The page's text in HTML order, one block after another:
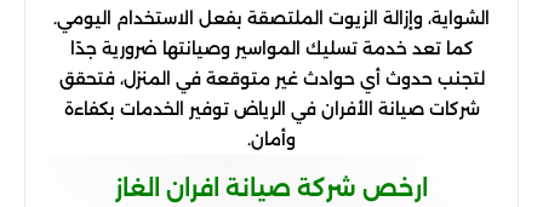
الشواية، وإزالة الزيوت الملتصقة بفعل الاستخدام اليومي.
كما تعد خدمة تسليك المواسير وصيانتها ضرورية جدًا
لتجنب حدوث أي حوادث غير متوقعة في المنزل، فتحقق
شركات صيانة الأفران في الرياض توفير الخدمات بكفاءة
وأمان.
ارخص شركة صيانة افران الغاز